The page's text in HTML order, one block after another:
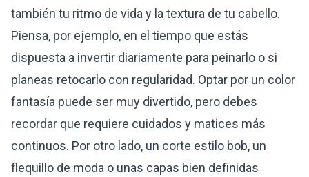
también tu ritmo de vida y la textura de tu cabello.
Piensa, por ejemplo, en el tiempo que estás
dispuesta a invertir diariamente para peinarlo o si
planeas retocarlo con regularidad. Optar por un color
fantasía puede ser muy divertido, pero debes
recordar que requiere cuidados y matices más
continuos. Por otro lado, un corte estilo bob, un
flequillo de moda o unas capas bien definidas